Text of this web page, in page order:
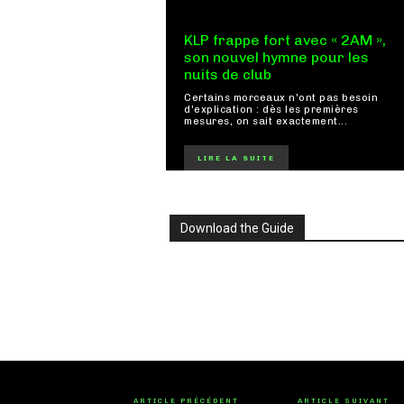
KLP frappe fort avec « 2AM »,
son nouvel hymne pour les
nuits de club
Certains morceaux n'ont pas besoin
d'explication : dès les premières
mesures, on sait exactement...
LIRE LA SUITE
Download the Guide
ARTICLE PRÉCÉDENT ARTICLE SUIVANT